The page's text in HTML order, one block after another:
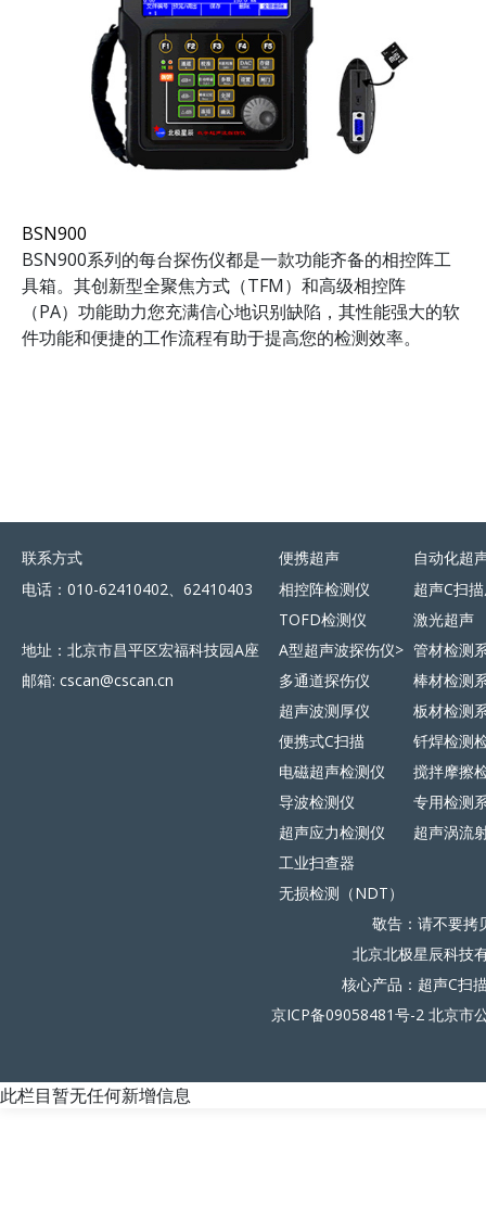
BSN900
BSN900系列的每台探伤仪都是一款功能齐备的相控阵工
具箱。其创新型全聚焦方式（TFM）和高级相控阵
（PA）功能助力您充满信心地识别缺陷，其性能强大的软
件功能和便捷的工作流程有助于提高您的检测效率。
联系方式 便携超声 自动化超
电话：010-62410402、62410403
地址：北京市昌平区宏福科技园A座
邮箱: cscan@cscan.cn
相控阵检测仪
TOFD检测仪
A型超声波探伤仪>
多通道探伤仪
超声波测厚仪
便携式C扫描
电磁超声检测仪
导波检测仪
超声应力检测仪
工业扫查器
无损检测（NDT）
超声C扫
激光超声
管材检测
棒材检测
板材检测
钎焊检测
搅拌摩擦
专用检测
超声涡流
敬告：请不要拷
北京北极星辰科技
核心产品：超声C扫
京ICP备09058481号-2 北京市
此栏目暂无任何新增信息